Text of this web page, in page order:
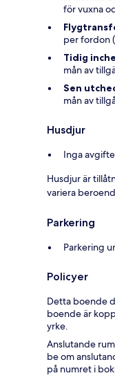
för vuxna
per fordon
Tidig
mån av
Sen
mån av
Husdjur
Inga
Husdjur är
variera
Parkering
Parkering
Policyer
Detta boende
boende är
yrke.
Anslutande
be om
på numret i